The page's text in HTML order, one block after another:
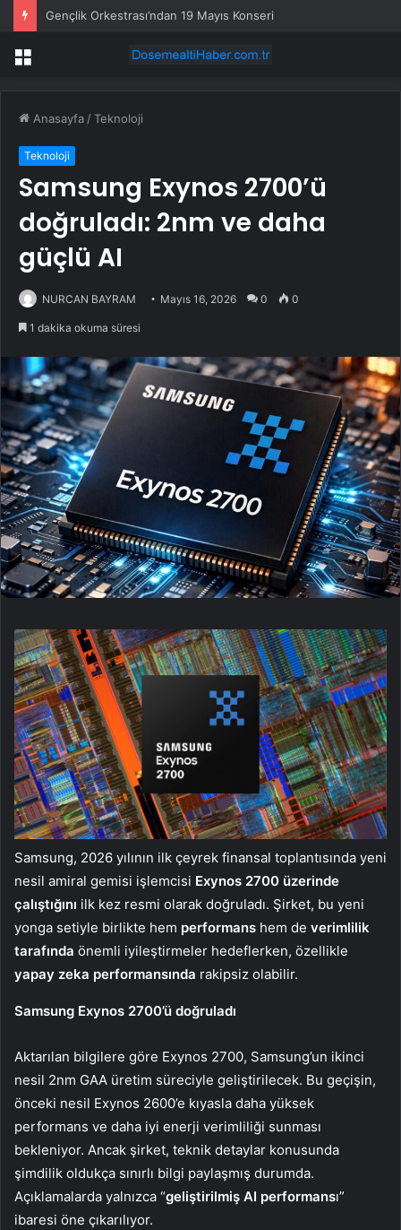
Gençlik Orkestrası’ndan 19 Mayıs Konseri
Menü
Anasayfa /Teknoloji
Teknoloji
Samsung Exynos 2700’ü
doğruladı: 2nm ve daha
güçlü AI
NURCAN BAYRAM Mayıs 16, 2026 0 0
1 dakika okuma süresi
Samsung, 2026 yılının ilk çeyrek finansal toplantısında yeni
nesil amiral gemisi işlemcisi Exynos 2700 üzerinde
çalıştığını ilk kez resmi olarak doğruladı. Şirket, bu yeni
yonga setiyle birlikte hem performans hem de verimlilik
tarafında önemli iyileştirmeler hedeflerken, özellikle
yapay zeka performansında rakipsiz olabilir.
Samsung Exynos 2700’ü doğruladı
Aktarılan bilgilere göre Exynos 2700, Samsung’un ikinci
nesil 2nm GAA üretim süreciyle geliştirilecek. Bu geçişin,
önceki nesil Exynos 2600’e kıyasla daha yüksek
performans ve daha iyi enerji verimliliği sunması
bekleniyor. Ancak şirket, teknik detaylar konusunda
şimdilik oldukça sınırlı bilgi paylaşmış durumda.
Açıklamalarda yalnızca “geliştirilmiş AI performansı”
ibaresi öne çıkarılıyor.